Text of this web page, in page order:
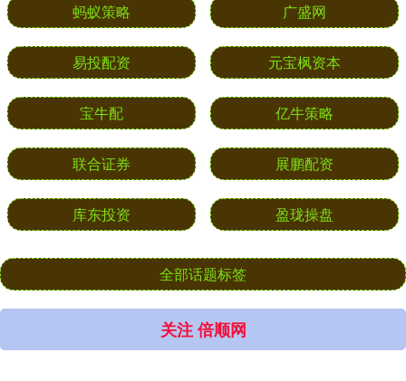
蚂蚁策略 广盛网
易投配资 元宝枫资本
宝牛配 亿牛策略
联合证券 展鹏配资
库东投资 盈珑操盘
全部话题标签
关注 倍顺网